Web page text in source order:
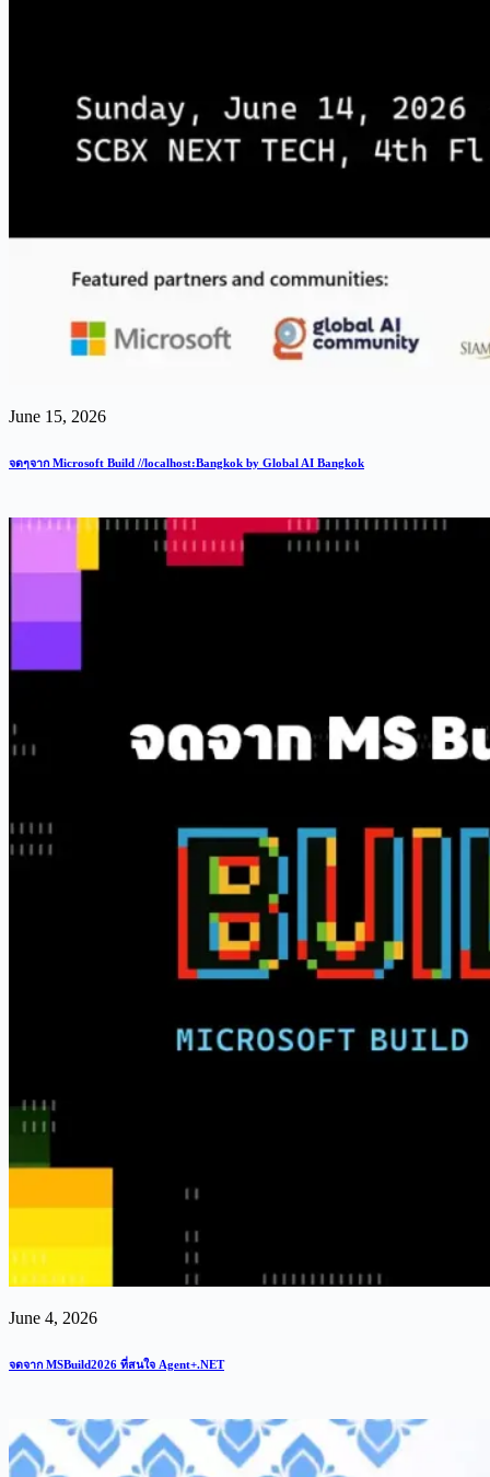
June 15, 2026
จดๆจาก Microsoft Build //localhost:Bangkok by Global AI Bangkok
June 4, 2026
จดจาก MSBuild2026 ที่สนใจ Agent+.NET